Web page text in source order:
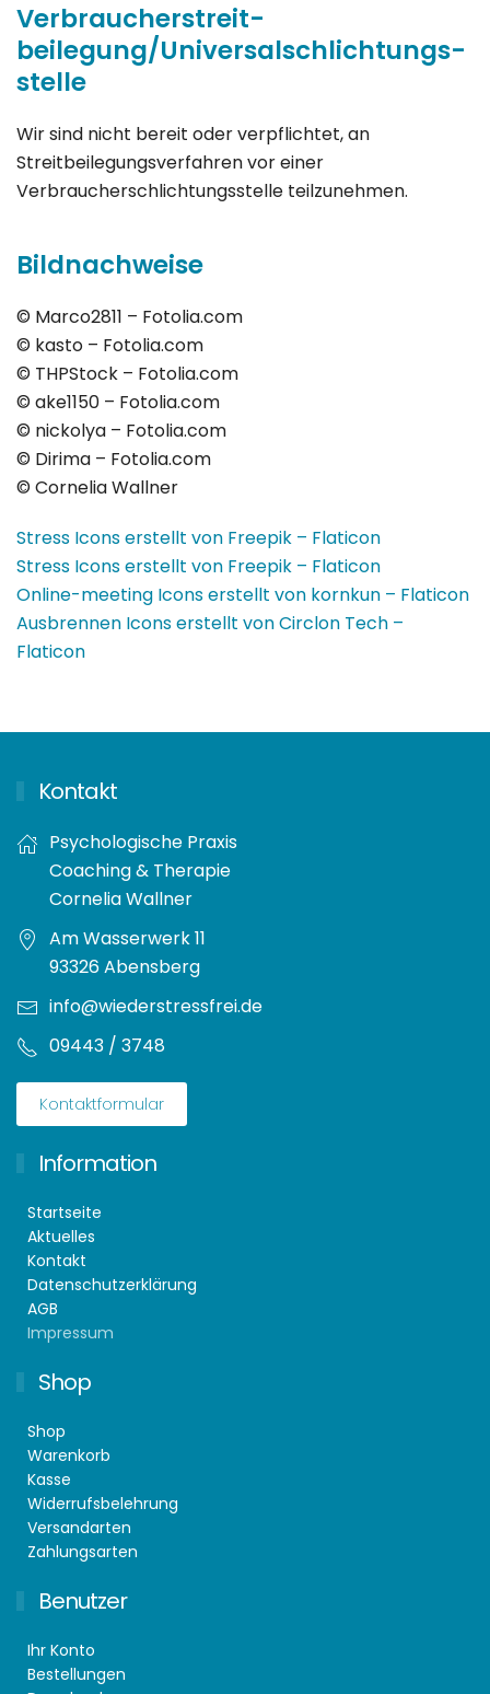
Verbraucher­streit­
beilegung/Universal­schlichtungs­
stelle
Wir sind nicht bereit oder verpflichtet, an
Streitbeilegungsverfahren vor einer
Verbraucherschlichtungsstelle teilzunehmen.
Bildnachweise
© Marco2811 – Fotolia.com
© kasto – Fotolia.com
© THPStock – Fotolia.com
© ake1150 – Fotolia.com
© nickolya – Fotolia.com
© Dirima – Fotolia.com
© Cornelia Wallner
Stress Icons erstellt von Freepik – Flaticon
Stress Icons erstellt von Freepik – Flaticon
Online-meeting Icons erstellt von kornkun – Flaticon
Ausbrennen Icons erstellt von Circlon Tech –
Flaticon
Kontakt
Psychologische Praxis
Coaching & Therapie
Cornelia Wallner
Am Wasserwerk 11
93326 Abensberg
info@wiederstressfrei.de
09443 / 3748
Kontaktformular
Information
Startseite
Aktuelles
Kontakt
Datenschutzerklärung
AGB
Impressum
Shop
Shop
Warenkorb
Kasse
Widerrufsbelehrung
Versandarten
Zahlungsarten
Benutzer
Ihr Konto
Bestellungen